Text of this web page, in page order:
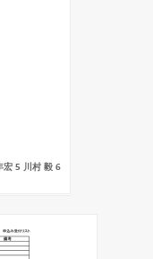
宏 5 川村 毅 6